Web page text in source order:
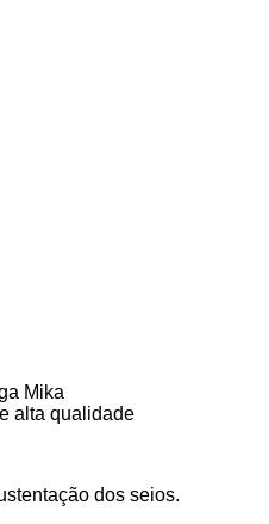
Mika
alta qualidade
dos seios.